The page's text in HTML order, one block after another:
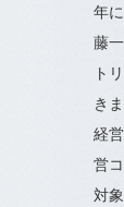
年
藤
ト
きま
経
営
対